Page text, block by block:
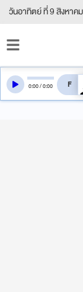
วันอาทิตย์ ที่ 9 สิงหาค
0:00/0:00